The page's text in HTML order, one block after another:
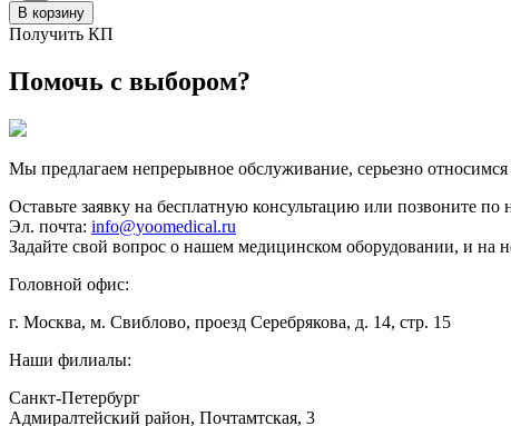
В корзину
Получить КП
Помочь с выбором?
Мы предлагаем непрерывное обслуживание, серьезно
Оставьте заявку на бесплатную консультацию или позвоните по
Эл. почта: info@yoomedical.ru
Задайте свой вопрос о нашем медицинском оборудовании, и
Головной офис:
г. Москва, м. Свиблово, проезд Серебрякова, д. 14, стр. 15
Наши филиалы:
Санкт-Петербург
Адмиралтейский район, ​Почтамтская, 3